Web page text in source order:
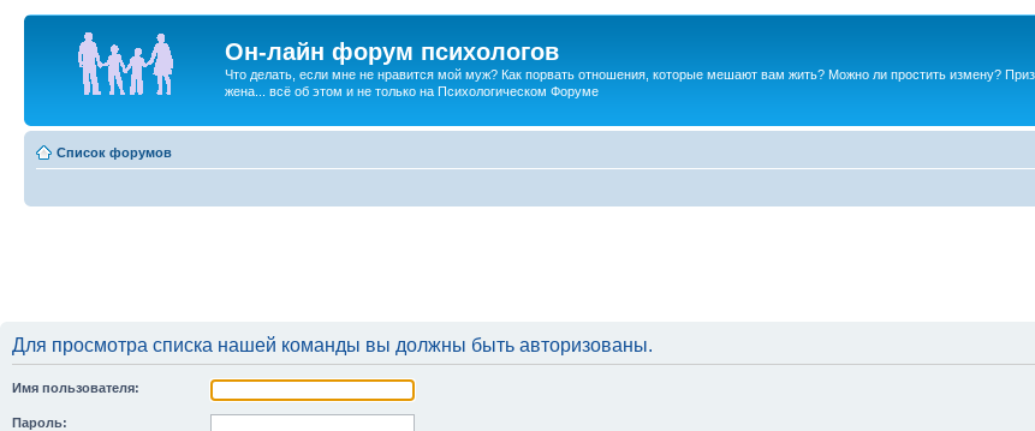
Он-лайн форум психологов
Что делать, если мне не нравится мой муж? Как порвать отношения, которые мешают вам жить? Можно ли простить измену?
жена... всё об этом и не только на Психологическом Форуме
Список форумов
Для просмотра списка нашей команды вы должны быть авторизованы.
Имя пользователя:
Пароль: